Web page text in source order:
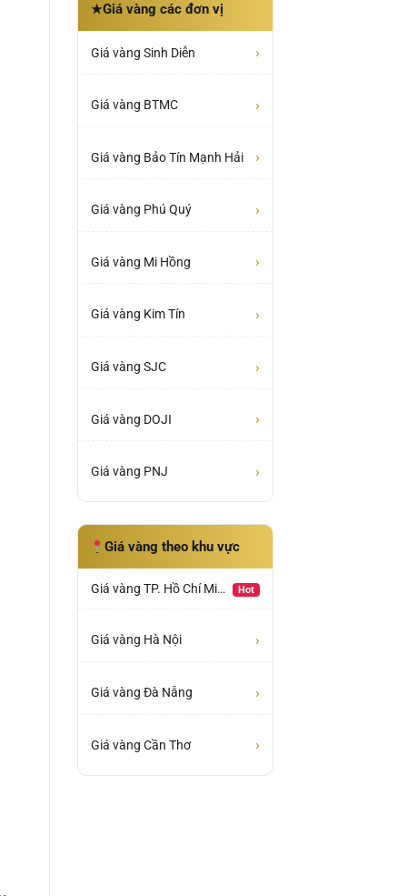
★Giá vàng các đơn vị
Giá vàng Sinh Diễn ›
Giá vàng BTMC ›
Giá vàng Bảo Tín Mạnh Hải ›
Giá vàng Phú Quý ›
Giá vàng Mi Hồng ›
Giá vàng Kim Tín ›
Giá vàng SJC ›
Giá vàng DOJI ›
Giá vàng PNJ ›
Giá vàng theo khu vực
Giá vàng TP. Hồ Chí Minh Hot
Giá vàng Hà Nội ›
Giá vàng Đà Nẵng ›
Giá vàng Cần Thơ ›